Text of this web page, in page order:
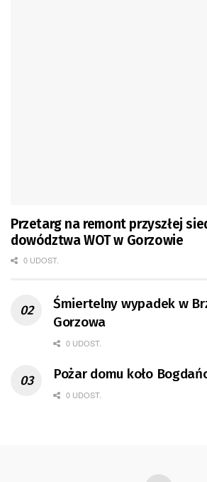
Przetarg na remont przyszłej
dowództwa WOT w Gorzowie
0 UDOST.
Śmiertelny wypadek w
Gorzowa
0 UDOST.
Pożar domu koło
0 UDOST.